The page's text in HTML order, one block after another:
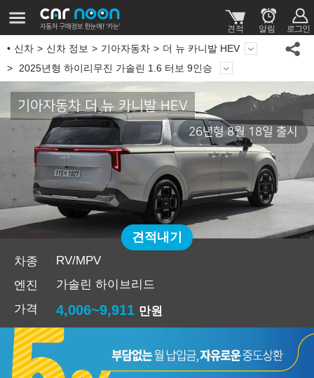
신차 신차 정보 기아자동차
더 뉴 카니발 HEV
2025년형 하이리무진 가솔린 1.6 터보 9인승
기아자동차 더 뉴 카니발 HEV
26년형 8월 18일 출시
차종
RV/MPV
엔진
가솔린 하이브리드
가격
4,006~9,911 만원
견적내기